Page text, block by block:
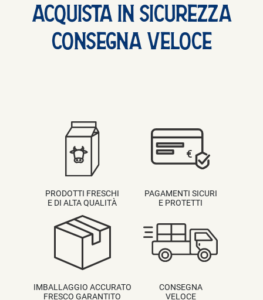
Acquista In Sicurezza
Consegna Veloce
PRODOTTI FRESCHI
E DI ALTA QUALITÀ
PAGAMENTI SICURI
E PROTETTI
IMBALLAGGIO ACCURATO
FRESCO GARANTITO
CONSEGNA
VELOCE